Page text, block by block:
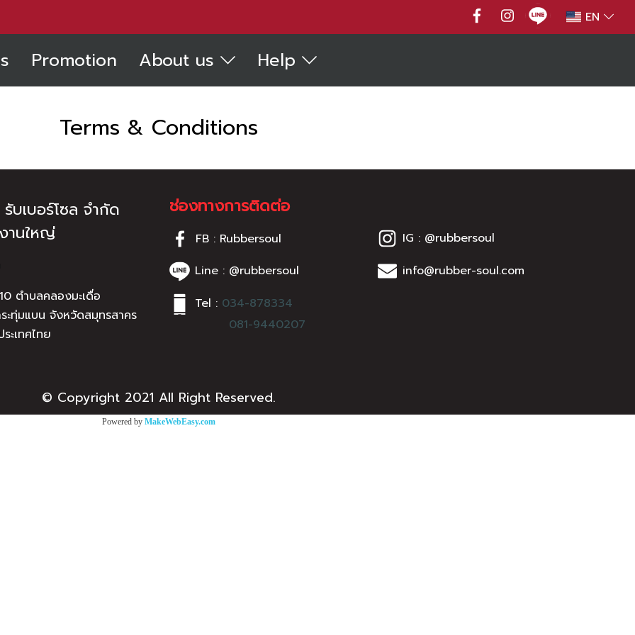
EN
Promotion About us Help
Terms & Conditions
บเบอร์โซล จำกัด
านใหญ่
ตำบลคลองมะเดื่อ
ะทุ่มแบน จังหวัดสมุทรสาคร
ะเทศไทย
ช่องทางการติดต่อ
FB : Rubbersoul
Line : @rubbersoul
Tel : 034-878334
081-9440207
IG : @rubbersoul
info@rubber-soul.com
© Copyright 2021 All Right Reserved.
Powered by MakeWebEasy.com